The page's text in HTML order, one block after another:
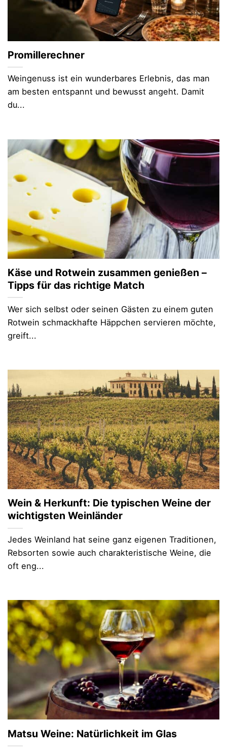
Promillerechner
Weingenuss ist ein wunderbares Erlebnis, das man
am besten entspannt und bewusst angeht. Damit
du...
Käse und Rotwein zusammen genießen –
Tipps für das richtige Match
Wer sich selbst oder seinen Gästen zu einem guten
Rotwein schmackhafte Häppchen servieren möchte,
greift...
Wein & Herkunft: Die typischen Weine der
wichtigsten Weinländer
Jedes Weinland hat seine ganz eigenen Traditionen,
Rebsorten sowie auch charakteristische Weine, die
oft eng...
Matsu Weine: Natürlichkeit im Glas